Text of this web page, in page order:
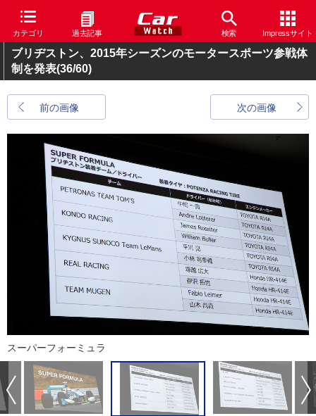
カテゴリ 過去記事 検索 Impressサイト
ブリヂストン、2015年シーズンのモータースポーツ参戦体
制を発表(36/60)
前の画像 次の画像
スーパーフォーミュラ